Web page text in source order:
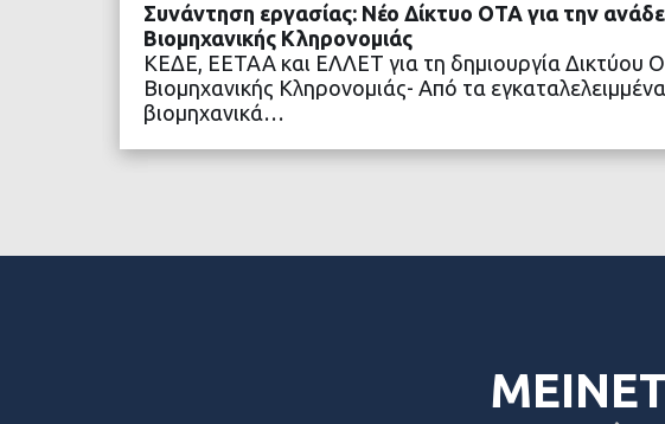
Συνάντηση εργασίας: Νέο Δίκτυο ΟΤΑ για την
Βιομηχανικής Κληρονομιάς
ΚΕΔΕ, ΕΕΤΑΑ και ΕΛΛΕΤ για τη δημιουργία Δικτύου
Βιομηχανικής Κληρονομιάς- Από τα εγκαταλελειμμένα
βιομηχανικά…